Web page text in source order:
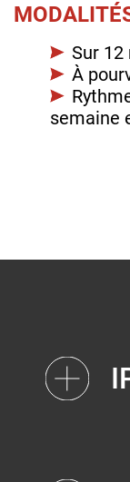
Sur 12
À
semaine